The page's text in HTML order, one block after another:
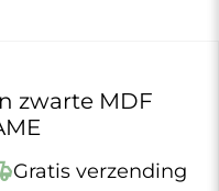
zwarte MDF
Gratis verzending